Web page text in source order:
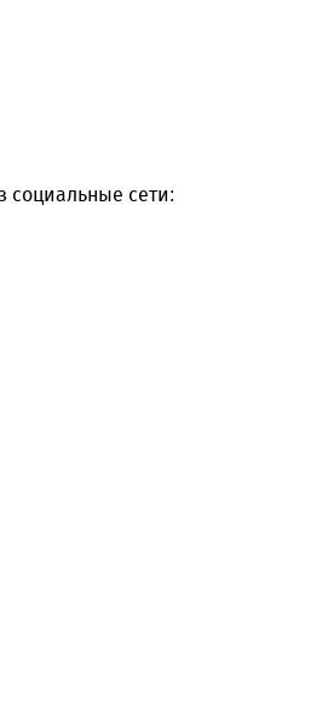
социальные сети: